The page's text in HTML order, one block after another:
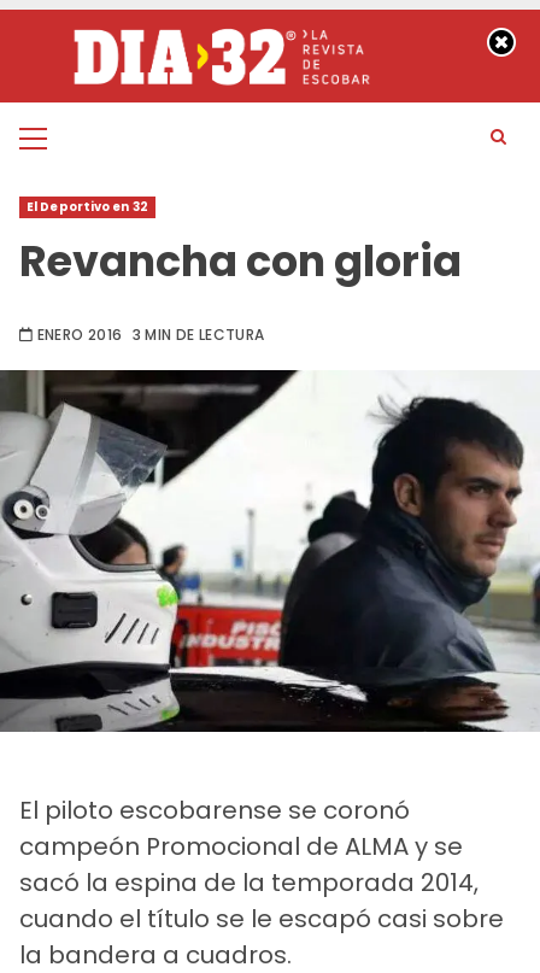
contenido
Menú
El Deportivo en 32
Revancha con gloria
ENERO 2016 3 MIN DE LECTURA
El piloto escobarense se coronó
campeón Promocional de ALMA y se
sacó la espina de la temporada 2014,
cuando el título se le escapó casi sobre
la bandera a cuadros.